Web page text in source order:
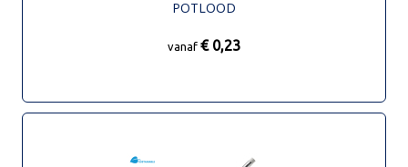
POTLOOD
vanaf € 0,23